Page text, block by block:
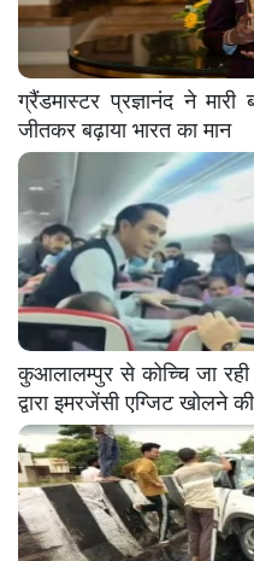
ग्रैंडमास्टर प्रज्ञानंद ने
जीतकर बढ़ाया भारत का मान
कुआलालम्पुर से कोच्चि जा
द्वारा इमरजेंसी एग्जिट खोलने